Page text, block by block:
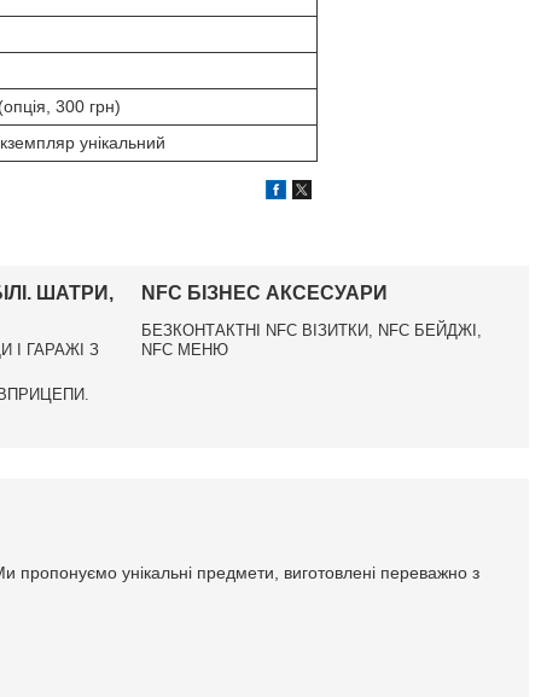
300 грн)
унікальний
ШАТРИ,
І ГАРАЖІ З
NFC БІЗНЕС АКСЕСУАРИ
БЕЗКОНТАКТНІ NFC ВІЗИТКИ, NFC БЕЙДЖІ,
NFC МЕНЮ
пропонуємо унікальні предмети, виготовлені переважно з